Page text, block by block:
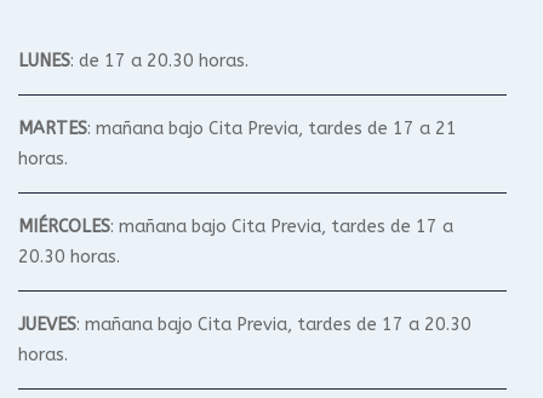
LUNES: de 17 a 20.30 horas.
MARTES: mañana bajo Cita Previa, tardes de 17 a 21
horas.
MIÉRCOLES: mañana bajo Cita Previa, tardes de 17 a
20.30 horas.
JUEVES: mañana bajo Cita Previa, tardes de 17 a 20.30
horas.